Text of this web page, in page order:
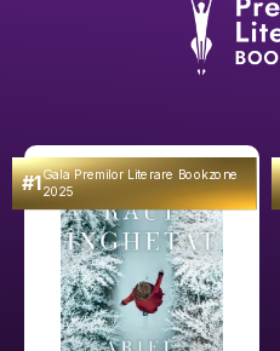
#1Gala Premilor Literare Bookzone
2025